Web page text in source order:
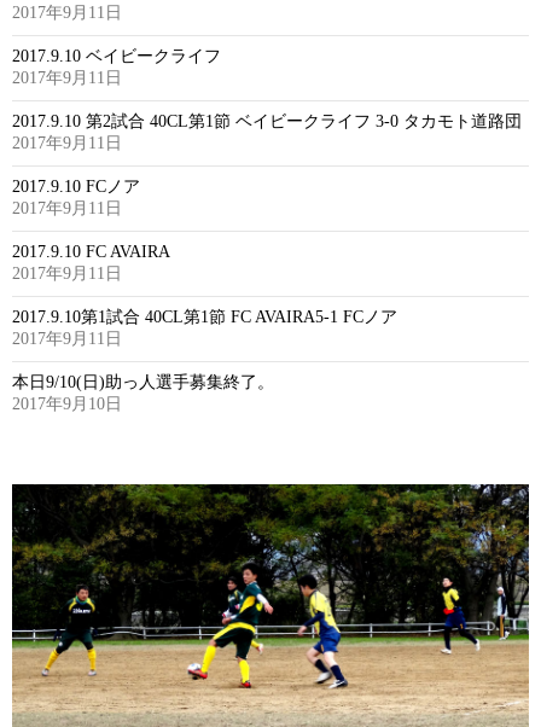
2017年9月11日
2017.9.10 ベイビークライフ
2017年9月11日
2017.9.10 第2試合 40CL第1節 ベイビークライフ 3-0 タカモト道路団
2017年9月11日
2017.9.10 FCノア
2017年9月11日
2017.9.10 FC AVAIRA
2017年9月11日
2017.9.10第1試合 40CL第1節 FC AVAIRA5-1 FCノア
2017年9月11日
本日9/10(日)助っ人選手募集終了。
2017年9月10日